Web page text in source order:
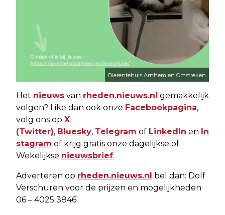
Dierentehuis Arnhem en Omstreken
Het nieuws van rheden.nieuws.nl gemakkelijk
volgen? Like dan ook onze Facebookpagina,
volg ons op X
(Twitter), Bluesky, Telegram of LinkedIn en In
stagram of krijg gratis onze dagelijkse of
Wekelijkse nieuwsbrief.
Adverteren op rheden.nieuws.nl bel dan: Dolf
Verschuren voor de prijzen en mogelijkheden
06 – 4025 3846.